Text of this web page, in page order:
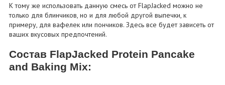
К тому же использовать данную смесь от FlapJacked можно не
только для блинчиков, но и для любой другой выпечки, к
примеру, для вафелек или пончиков. Здесь все будет зависеть от
ваших вкусовых предпочтений.
Состав FlapJacked Protein Pancake
and Baking Mix: